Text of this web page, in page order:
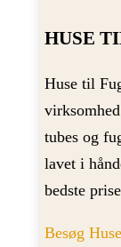
HUSE
Huse til
tubes og
lavet i
bedste
Besøg